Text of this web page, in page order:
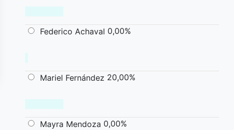
Federico Achaval 0,00%
Mariel Fernández 20,00%
Mayra Mendoza 0,00%